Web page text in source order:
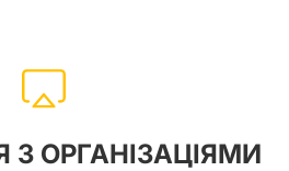
ОРГАНІЗАЦІЯМИ